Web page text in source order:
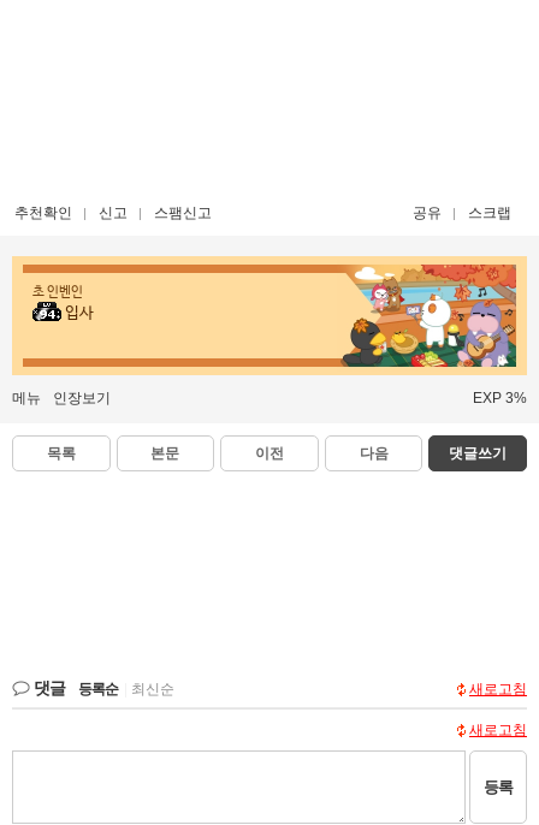
추천확인 신고 스팸신고 공유 스크랩
초 인벤인
입사
메뉴 인장보기 EXP 3%
목록 본문 이전 다음 댓글쓰기
댓글 등록순 최신순 새로고침
새로고침
등록